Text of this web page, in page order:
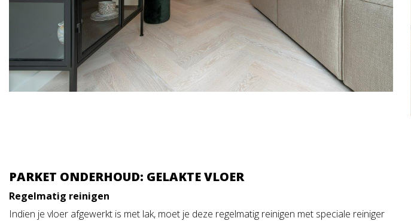
PARKET ONDERHOUD: GELAKTE VLOER
Regelmatig reinigen
Indien je vloer afgewerkt is met lak, moet je deze regelmatig reinigen met speciale reiniger